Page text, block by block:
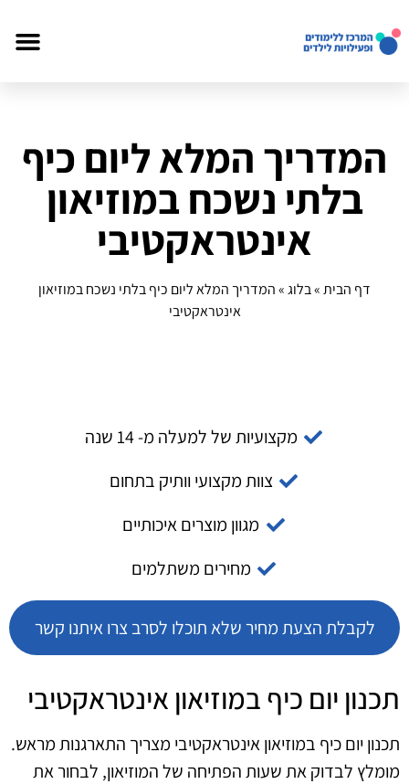
המדריך המלא ליום כיף
בלתי נשכח במוזיאון
אינטראקטיבי
דף הבית»בלוג»המדריך המלא ליום כיף בלתי נשכח במוזיאון
אינטראקטיבי
מקצועיות של למעלה מ- 14 שנה
צוות מקצועי וותיק בתחום
מגוון מוצרים איכותיים
מחירים משתלמים
לקבלת הצעת מחיר שלא תוכלו לסרב צרו איתנו קשר
תכנון יום כיף במוזיאון אינטראקטיבי
תכנון יום כיף במוזיאון אינטראקטיבי מצריך התארגנות מראש.
מומלץ לבדוק את שעות הפתיחה של המוזיאון, לבחור את